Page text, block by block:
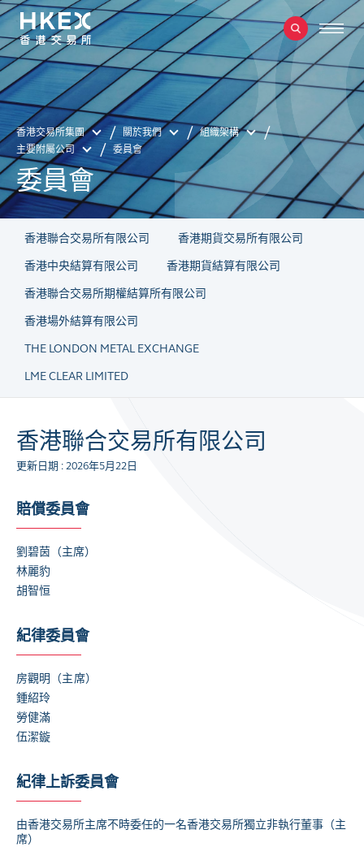
香港交易所集團 關於我們
組織架構
主要附屬公司
委員會
委員會
香港聯合交易所有限公司
香港期貨交易所有限公司
香港中央結算有限公司
香港期貨結算有限公司
香港聯合交易所期權結算所有限公司
香港場外結算有限公司
THE LONDON METAL EXCHANGE
LME CLEAR LIMITED
香港聯合交易所有限公司
更新日期 : 2026年5月22日
賠償委員會
劉碧茵 （主席）
林麗豹
胡智恒
紀律委員會
房觀明 （主席）
鍾紹玲
勞健滿
伍潔鏇
紀律上訴委員會
由香港交易所主席不時委任的一名香港交易所獨立非執行董事（主
席）